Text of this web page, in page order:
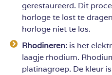
gerestaureerd. Dit
horloge te lost te
horloge niet te los.
Rhodineren: is het
laagje rhodium.
platinagroep. De kleur